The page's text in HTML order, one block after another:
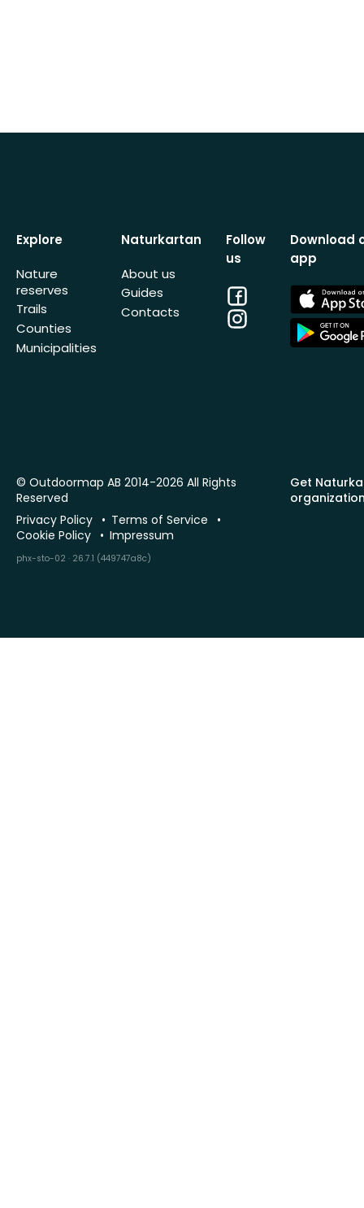
Explore
Nature
reserves
Trails
Counties
Municipalities
Naturkartan
About us
Guides
Contacts
Follow
us
Facebook
Instagram
Download
app
App
Store
App
Store
Get
© Outdoormap AB 2014-2026 All Rights
Reserved
Privacy Policy
Terms of Service
Cookie Policy
Impressum
phx-sto-02 · 26.7.1 (449747a8c)